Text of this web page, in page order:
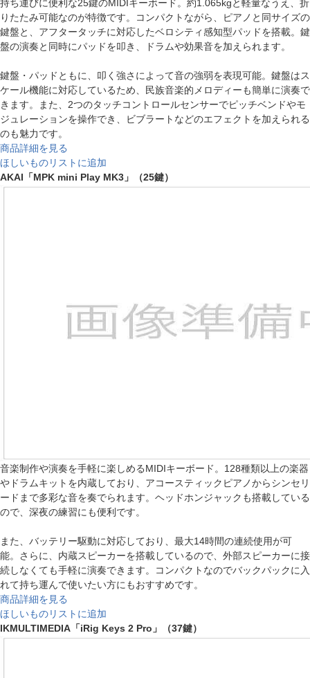
持ち運びに便利な25鍵のMIDIキーボード。約1.065kgと軽量なうえ、折
りたたみ可能なのが特徴です。コンパクトながら、ピアノと同サイズの
鍵盤と、アフタータッチに対応したベロシティ感知型パッドを搭載。鍵
盤の演奏と同時にパッドを叩き、ドラムや効果音を加えられます。
鍵盤・パッドともに、叩く強さによって音の強弱を表現可能。鍵盤はス
ケール機能に対応しているため、民族音楽的メロディーも簡単に演奏で
きます。また、2つのタッチコントロールセンサーでピッチベンドやモ
ジュレーションを操作でき、ビブラートなどのエフェクトを加えられる
のも魅力です。
商品詳細を見る
ほしいものリストに追加
AKAI「MPK mini Play MK3」（25鍵）
音楽制作や演奏を手軽に楽しめるMIDIキーボード。128種類以上の楽器
やドラムキットを内蔵しており、アコースティックピアノからシンセリ
ードまで多彩な音を奏でられます。ヘッドホンジャックも搭載している
ので、深夜の練習にも便利です。
また、バッテリー駆動に対応しており、最大14時間の連続使用が可
能。さらに、内蔵スピーカーを搭載しているので、外部スピーカーに接
続しなくても手軽に演奏できます。コンパクトなのでバックパックに入
れて持ち運んで使いたい方にもおすすめです。
商品詳細を見る
ほしいものリストに追加
IKMULTIMEDIA「iRig Keys 2 Pro」（37鍵）